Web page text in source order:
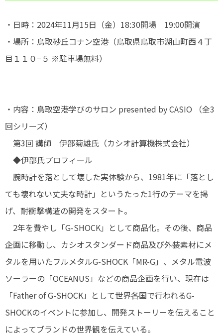
・日時：2024年11月15日（金）18:30開場 19:00開演
・場所：鳥取砂丘コナン空港（鳥取県鳥取市湖山町西４丁
目１１０−５ ※駐車場無料）
・内容：鳥取空港学びのサロン presented by CASIO （全3
回シリーズ）
第3回 講師 伊部菊雄氏（カシオ計算機株式会社）
◆伊部氏プロフィール
腕時計を落として壊した実体験から、1981年に「落とし
ても壊れない丈夫な時計」というたった1行のテーマを掲
げ、耐衝撃構造の開発をスタート。
2年を費やし「G-SHOCK」として商品化。その後、商品
企画に移動し、カシオスタンダード商品及び外装素材にメ
タルを用いたフルメタルG-SHOCK「MR-G」、メタル電波
ソーラーの「OCEANUS」などの商品企画を行い、現在は
「Father of G-SHOCK」として世界各国で行われるG-
SHOCKのイベントに参加し、開発ストーリーを伝えること
によってブランドの世界観を伝えている。